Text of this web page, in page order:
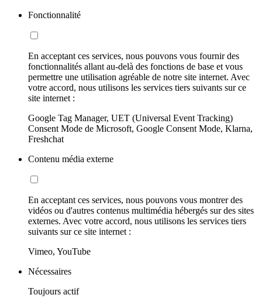
Fonctionnalité
En acceptant ces services, nous pouvons vous fournir des
fonctionnalités allant au-delà des fonctions de base et vous
permettre une utilisation agréable de notre site internet. Avec
votre accord, nous utilisons les services tiers suivants sur ce
site internet :
Google Tag Manager, UET (Universal Event Tracking)
Consent Mode de Microsoft, Google Consent Mode, Klarna,
Freshchat
Contenu média externe
En acceptant ces services, nous pouvons vous montrer des
vidéos ou d'autres contenus multimédia hébergés sur des sites
externes. Avec votre accord, nous utilisons les services tiers
suivants sur ce site internet :
Vimeo, YouTube
Nécessaires
Toujours actif